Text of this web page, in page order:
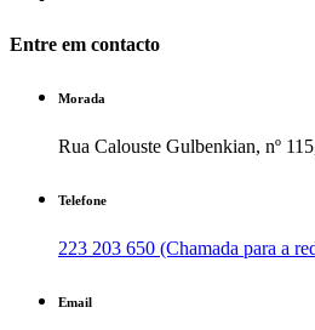
Entre em contacto
Morada
Rua Calouste Gulbenkian, nº
Telefone
223 203 650 (Chamada para a
Email